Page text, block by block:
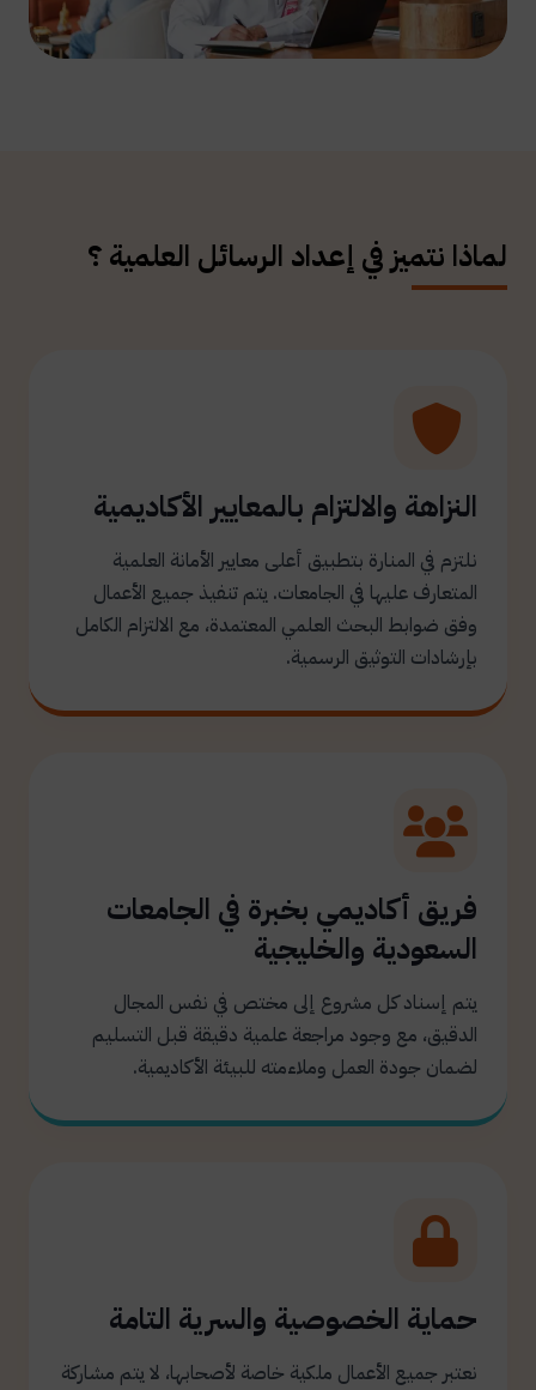
لماذا نتميز في إعداد الرسائل العلمية ؟
النزاهة والالتزام بالمعايير الأكاديمية
نلتزم في المنارة بتطبيق أعلى معايير الأمانة العلمية
المتعارف عليها في الجامعات. يتم تنفيذ جميع الأعمال
وفق ضوابط البحث العلمي المعتمدة، مع الالتزام الكامل
بإرشادات التوثيق الرسمية.
فريق أكاديمي بخبرة في الجامعات
السعودية والخليجية
يتم إسناد كل مشروع إلى مختص في نفس المجال
الدقيق، مع وجود مراجعة علمية دقيقة قبل التسليم
لضمان جودة العمل وملاءمته للبيئة الأكاديمية.
حماية الخصوصية والسرية التامة
نعتبر جميع الأعمال ملكية خاصة لأصحابها، لا يتم مشاركة